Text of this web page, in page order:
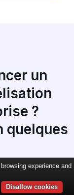
un
?
quelques
experience and
Disallow cookies